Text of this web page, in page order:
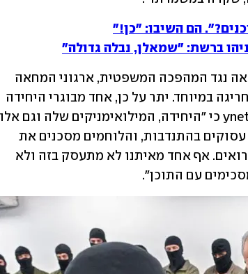
הם השיבו: "כן!"
ברשת: "שמאלן, נבלה גדולה"
עם התוכן".